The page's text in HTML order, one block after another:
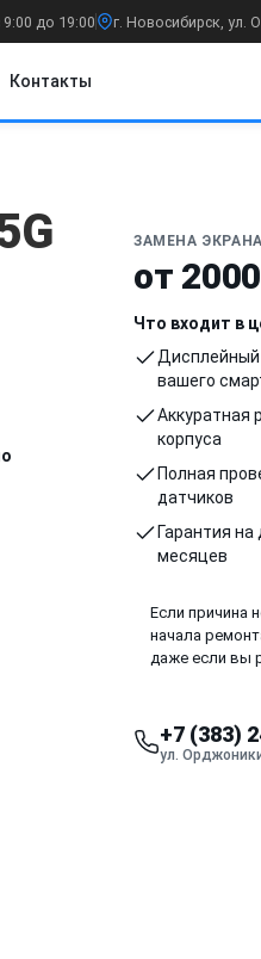
до 19:00 г. Новосибирск, ул.
Контакты
ЗАМЕНА ЭКРАНА
от
Что входит в
Дисплейный
вашего
Аккуратная
корпуса
Полная
датчиков
Гарантия на
месяцев
Если причина
начала
даже если вы
+7 (383)
ул.